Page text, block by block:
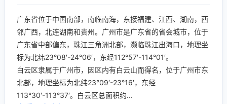
广东省位于中国南部，南临南海，东接福建、江西、湖南，西
邻广西，北连湖南和贵州。广州市是广东省的省会城市，位于
广东省中部偏东，珠江三角洲北部，濒临珠江出海口，地理坐
标为北纬23°08′-24°06′，东经112°57′-114°01′。
白云区隶属于广州市，因区内有白云山而得名，位于广州市东
北部，地理坐标为北纬23°09′-23°16′，东经
113°30′-113°37′。白云区总面积约...